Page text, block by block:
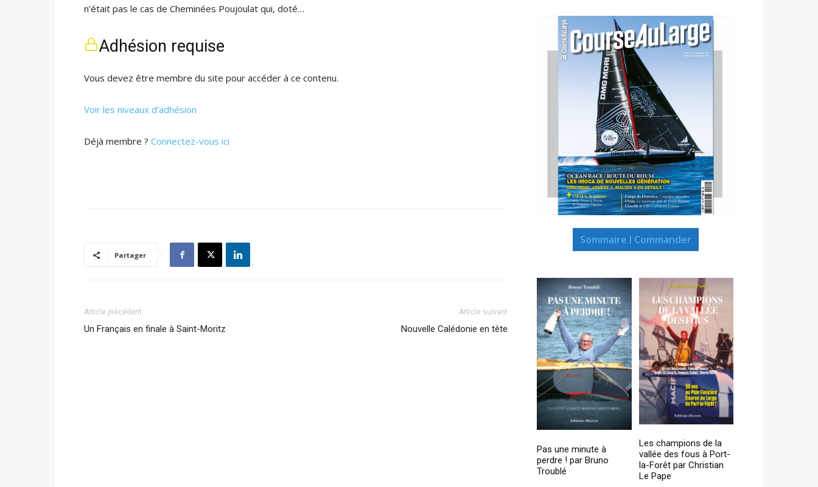
n’était pas le cas de Cheminées Poujoulat qui, doté…
Adhésion requise
Vous devez être membre du site pour accéder à ce contenu.
Voir les niveaux d’adhésion
Déjà membre ? Connectez-vous ici
Partager
Article précédent
Un Français en finale à Saint-Moritz
Article suivant
Nouvelle Calédonie en tête
Sommaire I Commander
Pas une minute à
perdre ! par Bruno
Troublé
Les champions de la
vallée des fous à Port-
la-Forêt par Christian
Le Pape